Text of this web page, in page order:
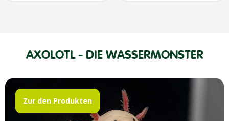
AXOLOTL - DIE WASSERMONSTER
Zur den Produkten